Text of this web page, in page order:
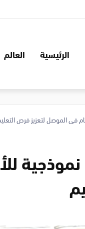
الرئيسية العالم
في الموصل لتعزيز فرص